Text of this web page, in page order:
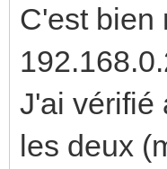
C'est bien
J'ai vérifié
les deux